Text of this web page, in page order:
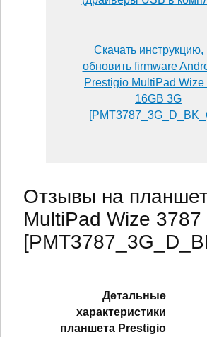
Скачать инструкцию,
обновить firmware
Prestigio MultiPad Wize
16GB 3G
Отзывы на
MultiPad Wize
Детальные
характеристики
планшетa Prestigio